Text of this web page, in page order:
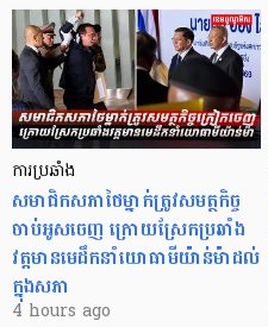
ការប្រឆាំង
សមាជិកសភាថៃម្នាក់ត្រូវសមត្ថកិច្ច
ចាប់អូសចេញ ក្រោយស្រែកប្រឆាំង
វត្តមានមេដឹកនាំយោធាមីយ៉ាន់ម៉ាដល់
ក្នុងសភា
4 hours ago